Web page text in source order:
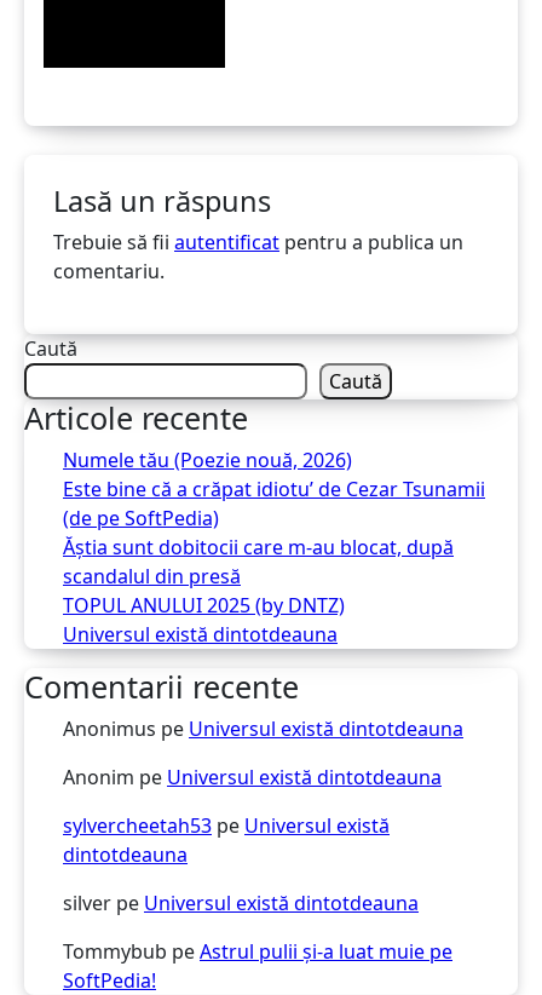
Lasă un răspuns
Trebuie să fii autentificat pentru a publica un
comentariu.
Caută
Caută
Articole recente
Numele tău (Poezie nouă, 2026)
Este bine că a crăpat idiotu’ de Cezar Tsunamii
(de pe SoftPedia)
Ăștia sunt dobitocii care m-au blocat, după
scandalul din presă
TOPUL ANULUI 2025 (by DNTZ)
Universul există dintotdeauna
Comentarii recente
Anonimus pe Universul există dintotdeauna
Anonim pe Universul există dintotdeauna
sylvercheetah53 pe Universul există
dintotdeauna
silver pe Universul există dintotdeauna
Tommybub peAstrul pulii și-a luat muie pe
SoftPedia!